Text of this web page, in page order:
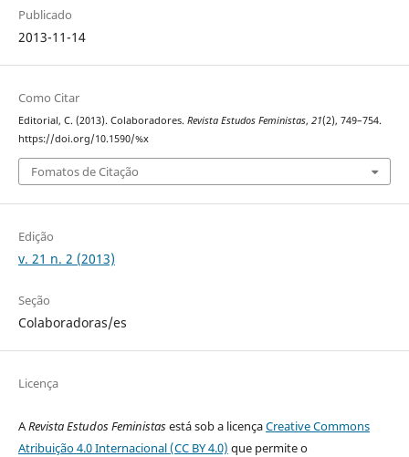
Publicado
2013-11-14
Como Citar
Editorial, C. (2013). Colaboradores. Revista Estudos Feministas, 21(2), 749–754.
https://doi.org/10.1590/%x
Fomatos de Citação
Edição
v. 21 n. 2 (2013)
Seção
Colaboradoras/es
Licença
ARevista Estudos Feministasestá sob a licençaCreative Commons
Atribuição 4.0 Internacional (CC BY 4.0) que permite o